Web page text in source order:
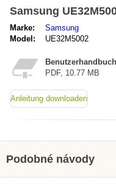
Samsung
Marke:
Samsung
Model:
UE32M5002
Benutzerhandbuch
PDF, 10.77 MB
Anleitung downloaden
Podobné návody